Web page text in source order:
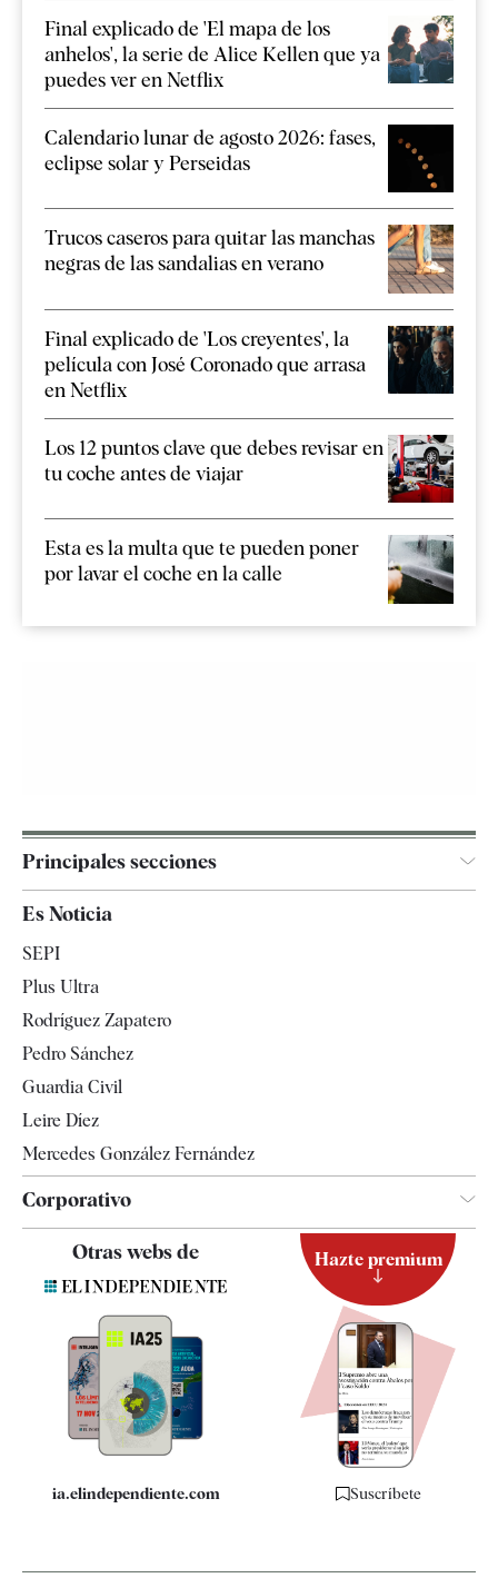
Final explicado de 'El mapa de los
anhelos', la serie de Alice Kellen que ya
puedes ver en Netflix
Calendario lunar de agosto 2026: fases,
eclipse solar y Perseidas
Trucos caseros para quitar las manchas
negras de las sandalias en verano
Final explicado de 'Los creyentes', la
película con José Coronado que arrasa
en Netflix
Los 12 puntos clave que debes revisar en
tu coche antes de viajar
Esta es la multa que te pueden poner
por lavar el coche en la calle
Principales secciones
Televisión
Es Noticia
SEPI
Plus Ultra
Rodríguez Zapatero
Pedro Sánchez
Guardia Civil
Leire Díez
Mercedes González Fernández
Corporativo
Quiénes somos
Especificaciones
Otras webs de
ia.elindependiente.com
Hazte premium
Suscríbete